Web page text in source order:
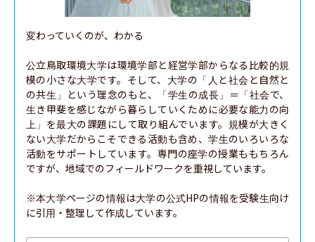
変わっていくのが、わかる
公立鳥取環境大学は環境学部と経営学部からなる比較的規
模の小さな大学です。そして、大学の「人と社会と自然と
の共生」という理念のもと、「学生の成長」＝「社会で、
生き甲斐を感じながら暮らしていくために必要な能力の向
上」を最大の課題にして取り組んでいます。規模が大きく
ない大学だからこそできる活動も含め、学生のいろいろな
活動をサポートしています。専門の座学の授業ももちろん
ですが、地域でのフィールドワークを重視しています。
※本大学ページの情報は大学の公式HPの情報を受験生向け
に引用・整理して作成しています。